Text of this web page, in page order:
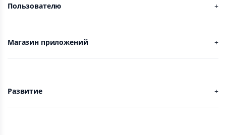
Пользователю
Магазин приложений
Развитие